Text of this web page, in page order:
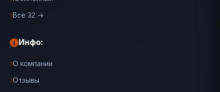
Все 32 →
Инфо:
О компании
Отзывы